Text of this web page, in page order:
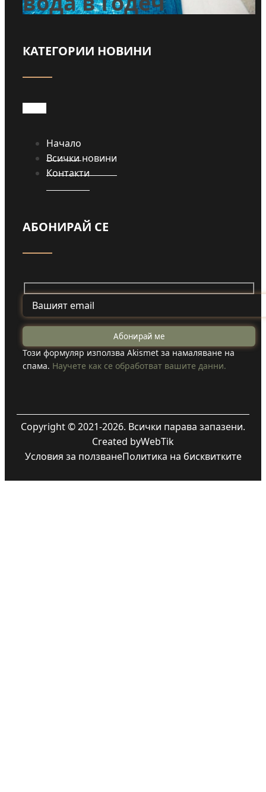
Прочети
КАТЕГОРИИ НОВИНИ
Начало
Всички новини
Контакти
АБОНИРАЙ СЕ
Този формуляр използва Akismet за намаляване на
спама. Научете как се обработват вашите данни.
Copyright © 2021-2026. Всички парава запазени.
Created byWebTik
Условия за ползванеПолитика на бисквитките